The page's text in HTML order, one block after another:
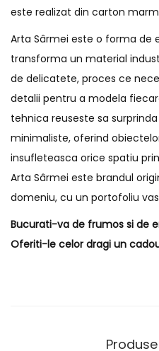
este realizat din carton
Arta Sârmei este o forma de
transforma un material
de delicatete, proces ce
detalii pentru a modela
tehnica reuseste sa
minimaliste, oferind
insufleteasca orice spatiu
Arta Sârmei este brandul
domeniu, cu un portofoliu
Bucurati-va de frumos si de
Oferiti-le celor dragi un